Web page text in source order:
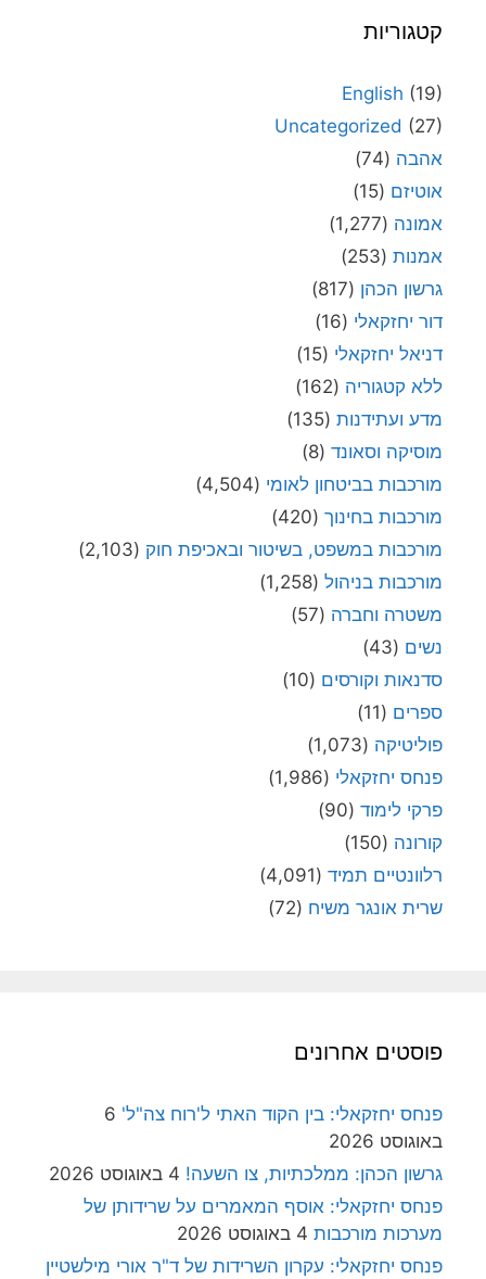
קטגוריות
English (19)
Uncategorized (27)
אהבה (74)
אוטיזם (15)
אמונה (1,277)
אמנות (253)
גרשון הכהן (817)
דור יחזקאלי (16)
דניאל יחזקאלי (15)
ללא קטגוריה (162)
מדע ועתידנות (135)
מוסיקה וסאונד (8)
מורכבות בביטחון לאומי (4,504)
מורכבות בחינוך (420)
מורכבות במשפט, בשיטור ובאכיפת חוק (2,103)
מורכבות בניהול (1,258)
משטרה וחברה (57)
נשים (43)
סדנאות וקורסים (10)
ספרים (11)
פוליטיקה (1,073)
פנחס יחזקאלי (1,986)
פרקי לימוד (90)
קורונה (150)
רלוונטיים תמיד (4,091)
שרית אונגר משיח (72)
פוסטים אחרונים
פנחס יחזקאלי: בין הקוד האתי ל'רוח צה"ל' 6
באוגוסט 2026
גרשון הכהן: ממלכתיות, צו השעה! 4 באוגוסט 2026
פנחס יחזקאלי: אוסף המאמרים על שרידותן של
מערכות מורכבות 4 באוגוסט 2026
פנחס יחזקאלי: עקרון השרידות של ד"ר אורי מילשטיין